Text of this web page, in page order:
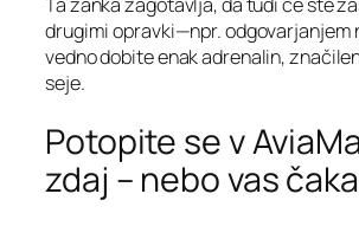
drugimi opravki—npr. odgovarjanjem
vedno dobite enak adrenalin,
seje.
Potopite se v
zdaj – nebo vas